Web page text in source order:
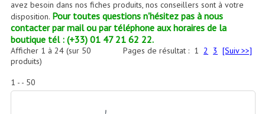
Accessoires Micro, Pieds De Régie
Cellule (s)
Selecteurs Audio Vidéo
avez besoin dans nos fiches produits, nos conseillers sont à votre
disposition. Pour toutes questions n'hésitez pas à nous
contacter par mail ou par téléphone aux horaires de la
boutique tél : (+33) 01 47 21 62 22.
Pages de résultat : 1 2 3 [Suiv >>]
Afficher 1 à 24(sur 50
produits)
1 - - 50